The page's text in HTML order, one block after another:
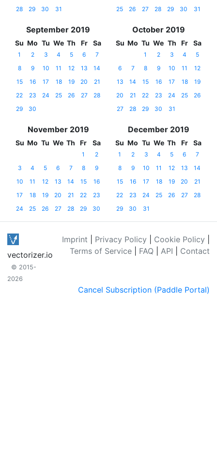
28
29 30 31
25
26 27 28 29 30 31
September 2019
Su Mo Tu We Th Fr Sa
1 2 3 4 5 6
7
8
9 10 11 12 13
14
15
16 17 18 19 20
21
22
23 24 25 26 27
28
29
30
October 2019
Su Mo Tu We Th Fr Sa
1 2 3 4
5
6
7 8 9 10 11
12
13
14 15 16 17 18
19
20
21 22 23 24 25
26
27
28 29 30 31
November 2019
Su Mo Tu We Th Fr Sa
1
2
3
4 5 6 7 8
9
10
11 12 13 14 15
16
17
18 19 20 21 22
23
24
25 26 27 28 29 30
December 2019
Su Mo Tu We Th Fr Sa
1 2 3 4 5 6
7
8
9 10 11 12 13
14
15
16 17 18 19 20
21
22
23 24 25 26 27
28
29
30 31
vectorizer.io
© 2015-
2026
Imprint Privacy Policy Cookie Policy
Terms of Service
FAQ API Contact
Cancel Subscription (Paddle Portal)